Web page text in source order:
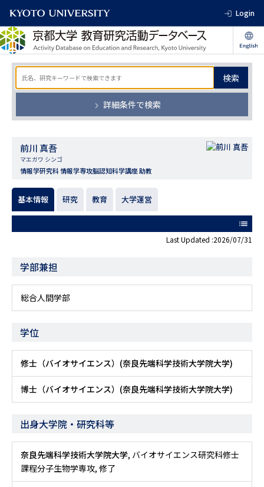
Login
検索
詳細条件で検索
前川 真吾
マエガワ シンゴ
情報学研究科 情報学専攻脳認知科学講座 助教
基本情報 研究 教育 大学運営
list
Last Updated :2026/07/31
学部兼担
総合人間学部
学位
修士（バイオサイエンス）(奈良先端科学技術大学院大学)
博士（バイオサイエンス）(奈良先端科学技術大学院大学)
出身大学院・研究科等
奈良先端科学技術大学院大学, バイオサイエンス研究科修士
課程分子生物学専攻, 修了